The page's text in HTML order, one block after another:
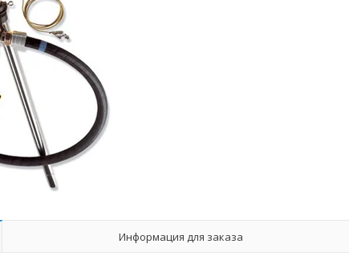
Информация для заказа